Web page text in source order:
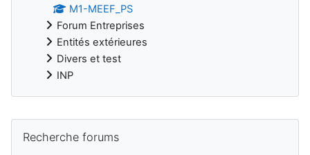
M1-MEEF_PS
Forum Entreprises
Entités extérieures
Divers et test
INP
Recherche forums